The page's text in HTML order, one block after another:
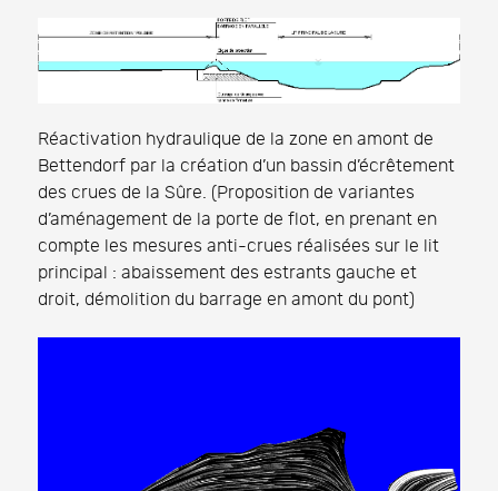
Réactivation hydraulique de la zone en amont de
Bettendorf par la création d’un bassin d’écrêtement
des crues de la Sûre. (Proposition de variantes
d’aménagement de la porte de flot, en prenant en
compte les mesures anti-crues réalisées sur le lit
principal : abaissement des estrants gauche et
droit, démolition du barrage en amont du pont)